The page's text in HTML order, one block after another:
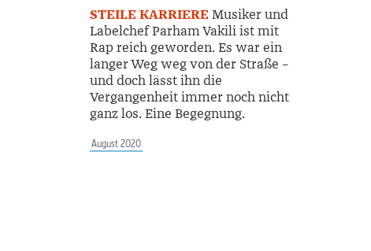
STEILE KARRIERE Musiker und
Labelchef Parham Vakili ist mit
Rap reich geworden. Es war ein
langer Weg weg von der Straße –
und doch lässt ihn die
Vergangenheit immer noch nicht
ganz los. Eine Begegnung.
August 2020